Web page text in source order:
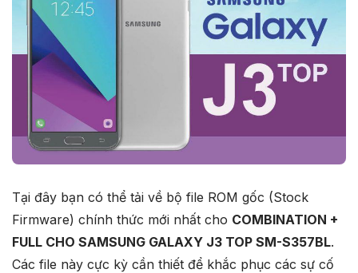
Tại đây bạn có thể tải về bộ file ROM gốc (Stock
Firmware) chính thức mới nhất cho COMBINATION +
FULL CHO SAMSUNG GALAXY J3 TOP SM-S357BL.
Các file này cực kỳ cần thiết để khắc phục các sự cố